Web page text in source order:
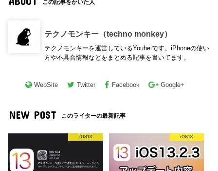
この記事をかいた人
テクノモンキー（techno monkey）
テクノモンキーを運営しているYouheiです。iPhoneの使い
方や不具合情報などをまとめる記事を書いてます。
WebSite Twitter Facebook Google+
NEW POST このライターの最新記事
iOS13 iOS13